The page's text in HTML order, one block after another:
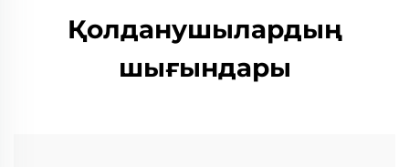
Қолданушылардың
шығындары